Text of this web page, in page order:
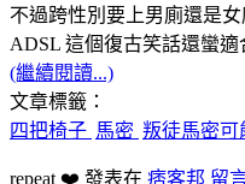
不過跨性別要上男廁還是
ADSL 這個復古笑話還蠻
(繼續閱讀...)
文章標籤：
四把椅子 馬密 叛徒馬密可
repeat ❤️ 發表在 痞客邦 留